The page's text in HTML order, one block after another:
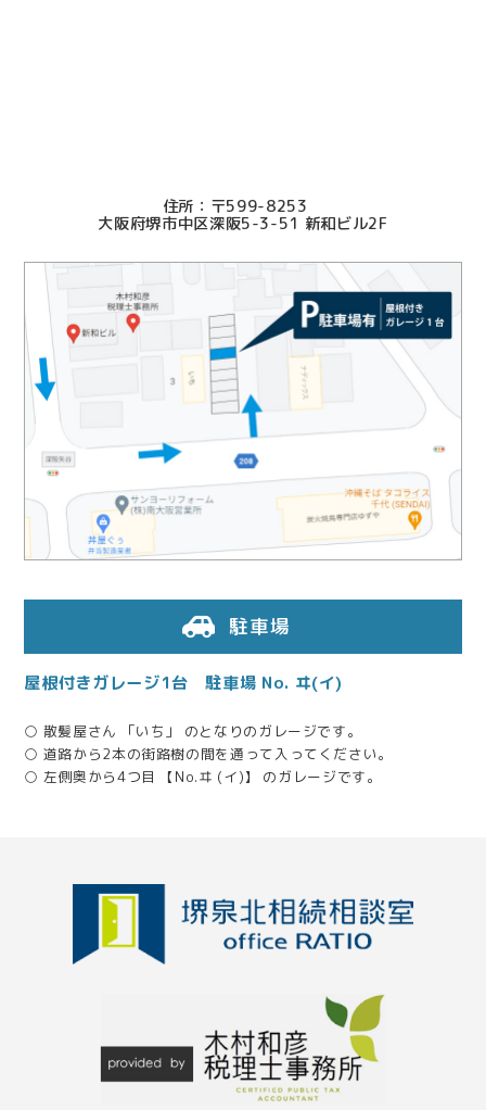
迅速、丁寧にご対応いただき誠にありがとうございまし
2025.07.17
良き先生方に知り合えたことに感謝いたします。
2025.07.01
依頼側の立場になった親切、ていねいなご対応で大変助
2025.07.01
無事、終わったのでホッとしています。
ご丁寧な対応に努めて下さって御礼申し上げます。
2025.06.05
2025.04.01
親身になって話を聞いてくれた
2024.10.04
申告期限ギリギリでも迅速に対応してくれた
〒599-8253
大阪府堺市中区深阪5-3-51 新和ビル2F
駐車場
屋根付きガレージ1台 駐車場 No. ヰ(イ)
○ 散髪屋さん 「いち」 のとなりのガレージです。
○ 道路から2本の街路樹の間を通って入ってください。
○ 左側奥から4つ目 【No.ヰ (イ)】 のガレージです。